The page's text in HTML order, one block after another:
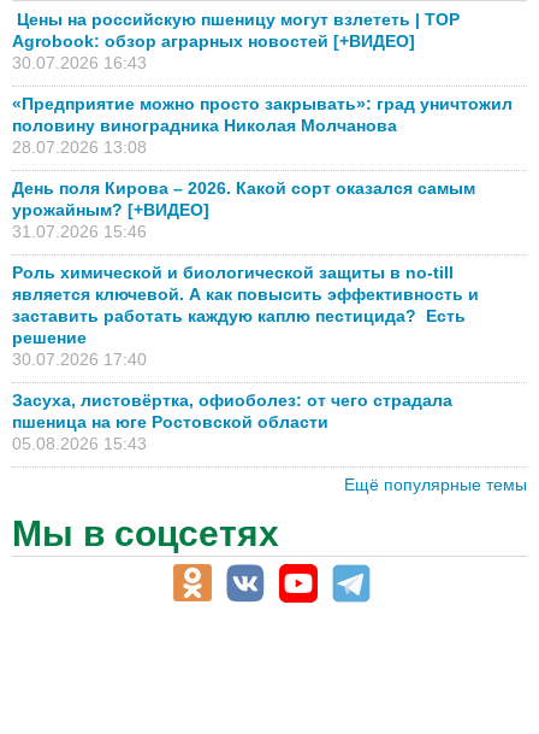
Цены на российскую пшеницу могут взлететь | TOP
Agrobook: обзор аграрных новостей [+ВИДЕО]
30.07.2026 16:43
«Предприятие можно просто закрывать»: град уничтожил
половину виноградника Николая Молчанова
28.07.2026 13:08
День поля Кирова – 2026. Какой сорт оказался самым
урожайным? [+ВИДЕО]
31.07.2026 15:46
Роль химической и биологической защиты в no-till
является ключевой. А как повысить эффективность и
заставить работать каждую каплю пестицида? Есть
решение
30.07.2026 17:40
Засуха, листовёртка, офиоболез: от чего страдала
пшеница на юге Ростовской области
05.08.2026 15:43
Ещё популярные темы
Мы в соцсетях